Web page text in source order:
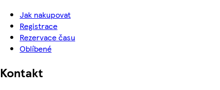
Jak nakupovat
Registrace
Rezervace času
Oblíbené
Kontakt